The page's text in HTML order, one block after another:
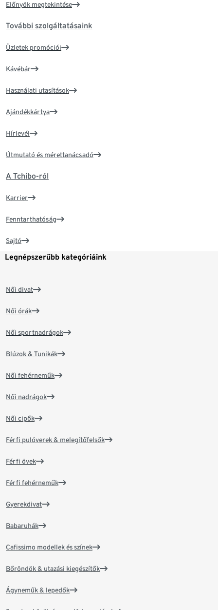
Előnyök megtekintése
További szolgáltatásaink
Üzletek promóciói
Kávébár
Használati utasítások
Ajándékkártya
Hírlevél
Útmutató és mérettanácsadó
A Tchibo-ról
Karrier
Fenntarthatóság
Sajtó
Legnépszerűbb kategóriáink
Női divat
Női órák
Női sportnadrágok
Blúzok & Tunikák
Női fehérneműk
Női nadrágok
Női cipők
Férfi pulóverek & melegítőfelsők
Férfi övek
Férfi fehérneműk
Gyerekdivat
Babaruhák
Cafissimo modellek és színek
Bőröndök & utazási kiegészítők
Ágyneműk & lepedők